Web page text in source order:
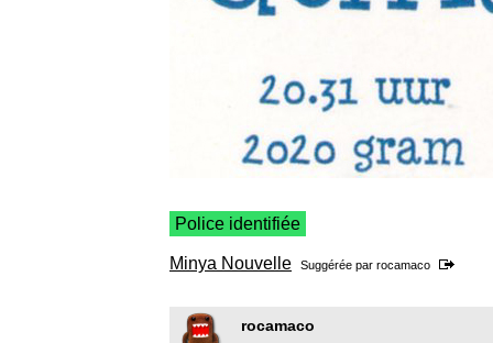
Police identifiée
Minya Nouvelle Suggérée par rocamaco
rocamaco